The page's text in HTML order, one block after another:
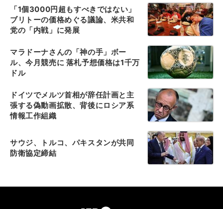
「1個3000円超もすべきではない」
ブリトーの価格めぐる議論、米共和
党の「内戦」に発展
マラドーナさんの「神の手」ボー
ル、今月競売に 落札予想価格は1千万
ドル
ドイツでメルツ首相が辞任計画と主
張する偽動画拡散、背後にロシア系
情報工作組織
サウジ、トルコ、パキスタンが共同
防衛協定締結